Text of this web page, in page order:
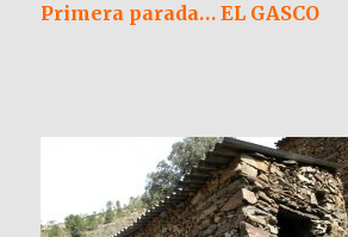
Primera parada… EL GASCO